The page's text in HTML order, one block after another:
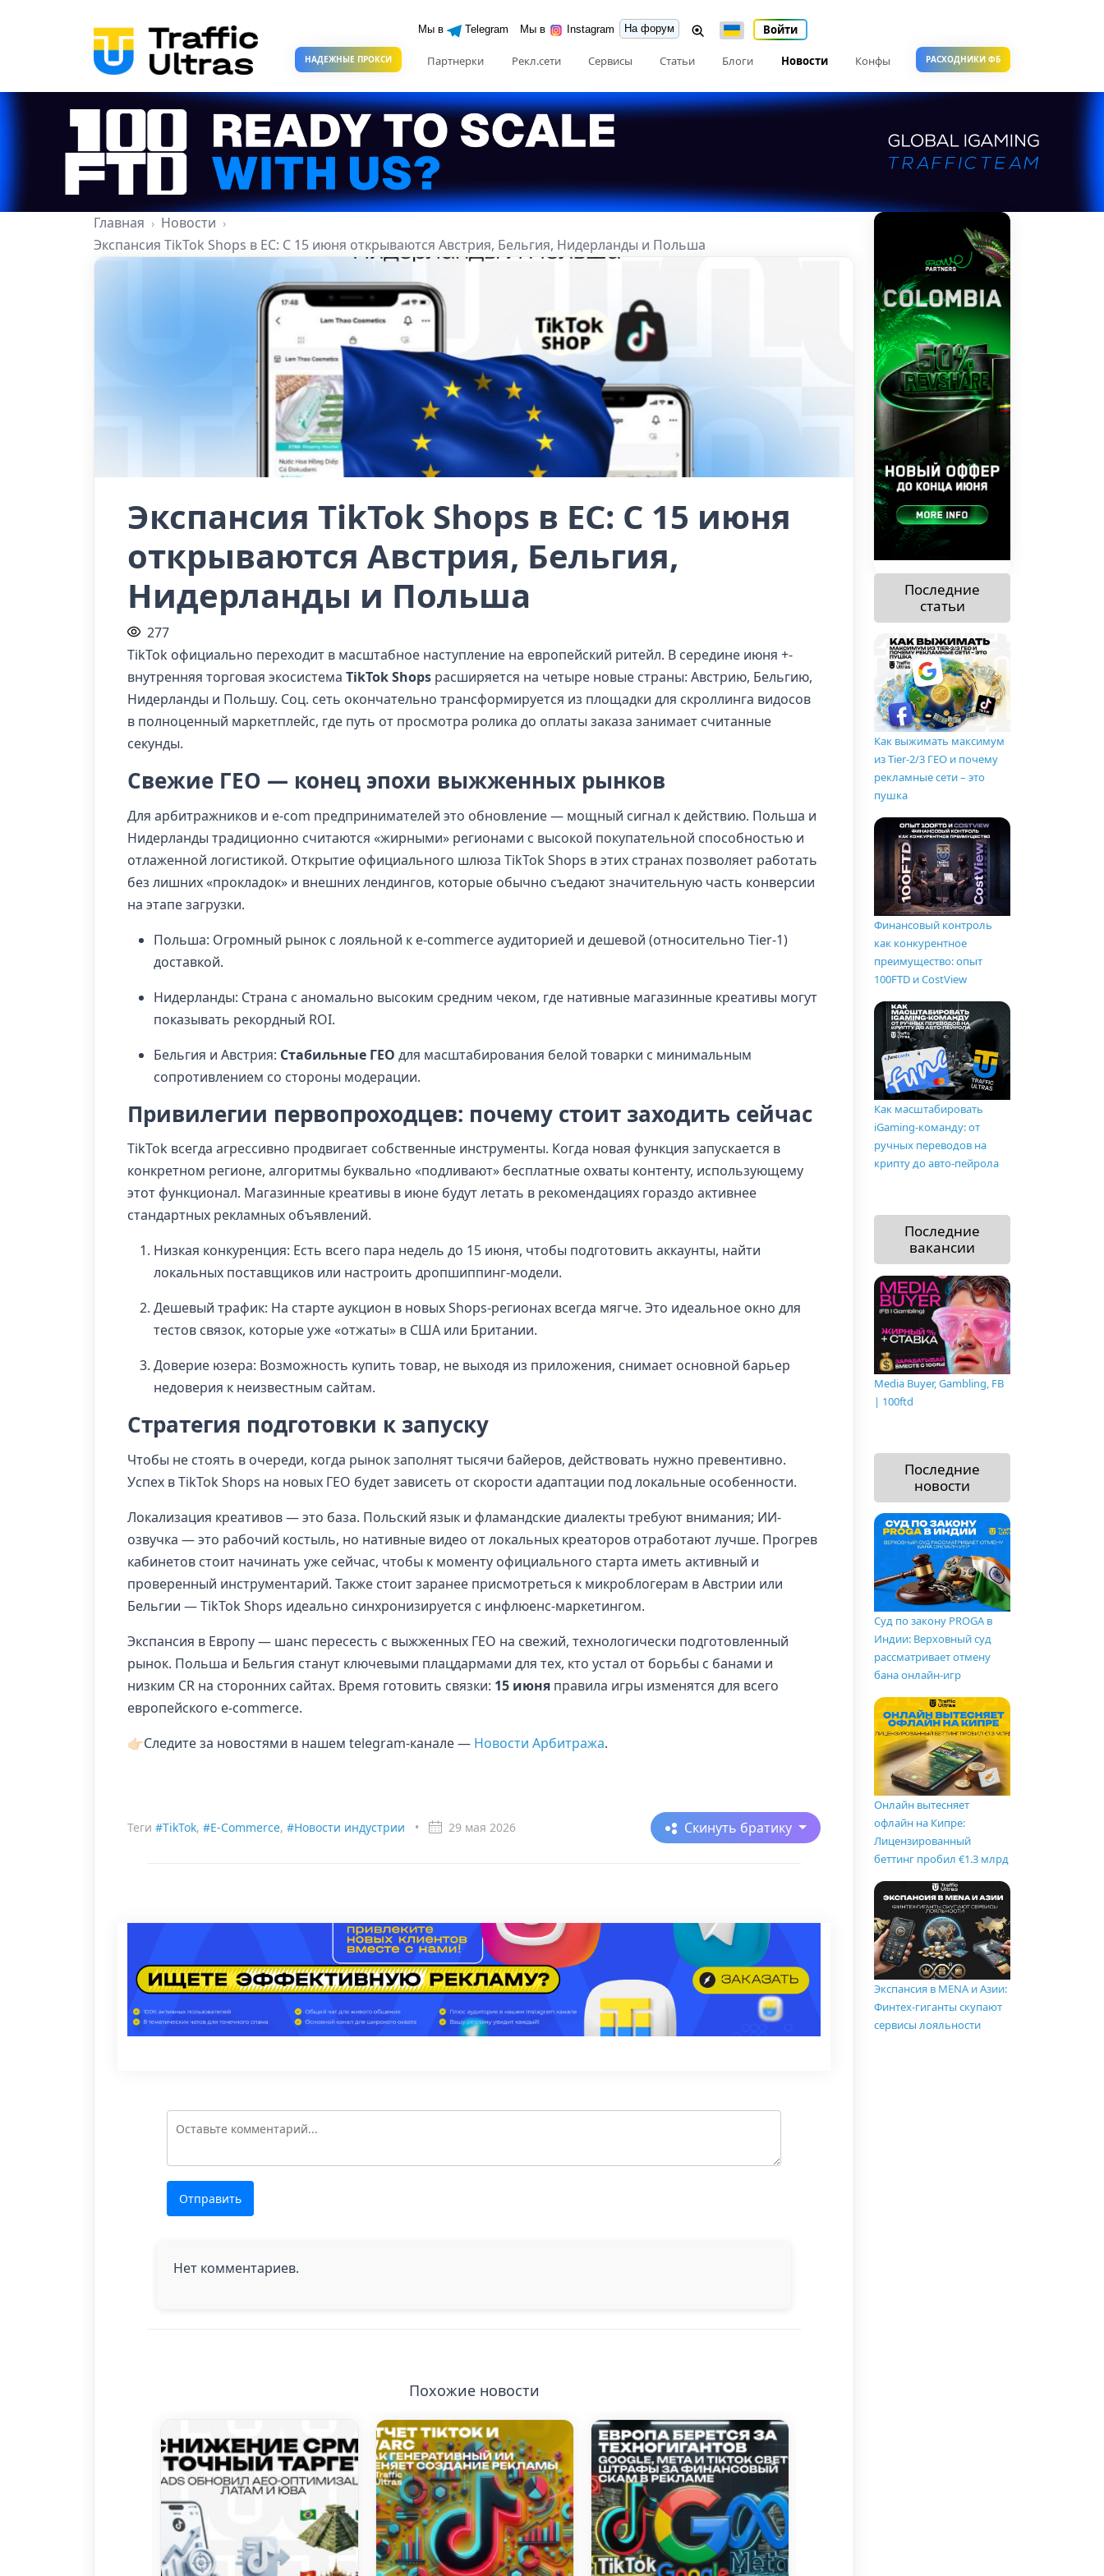
Мы в Telegram Мы в Instagram На форум Войти
НАДЕЖНЫЕ ПРОКСИ Партнерки Рекл.сети Сервисы Статьи Блоги Новости Конфы РАСХОДНИКИ ФБ
Главная
Новости
Экспансия TikTok Shops в ЕС: С 15 июня открываются Австрия, Бельгия, Нидерланды и Польша
Экспансия TikTok Shops в ЕС: С 15 июня
открываются Австрия, Бельгия,
Нидерланды и Польша
277
TikTok официально переходит в масштабное наступление на европейский ритейл. В середине июня +-
внутренняя торговая экосистема TikTok Shops расширяется на четыре новые страны: Австрию, Бельгию,
Нидерланды и Польшу. Соц. сеть окончательно трансформируется из площадки для скроллинга видосов
в полноценный маркетплейс, где путь от просмотра ролика до оплаты заказа занимает считанные
секунды.
Свежие ГЕО — конец эпохи выжженных рынков
Для арбитражников и e-com предпринимателей это обновление — мощный сигнал к действию. Польша и
Нидерланды традиционно считаются «жирными» регионами с высокой покупательной способностью и
отлаженной логистикой. Открытие официального шлюза TikTok Shops в этих странах позволяет работать
без лишних «прокладок» и внешних лендингов, которые обычно съедают значительную часть конверсии
на этапе загрузки.
Польша: Огромный рынок с лояльной к e-commerce аудиторией и дешевой (относительно Tier-1)
доставкой.
Нидерланды: Страна с аномально высоким средним чеком, где нативные магазинные креативы могут
показывать рекордный ROI.
Бельгия и Австрия: Стабильные ГЕО для масштабирования белой товарки с минимальным
сопротивлением со стороны модерации.
Привилегии первопроходцев: почему стоит заходить сейчас
TikTok всегда агрессивно продвигает собственные инструменты. Когда новая функция запускается в
конкретном регионе, алгоритмы буквально «подливают» бесплатные охваты контенту, использующему
этот функционал. Магазинные креативы в июне будут летать в рекомендациях гораздо активнее
стандартных рекламных объявлений.
Низкая конкуренция: Есть всего пара недель до 15 июня, чтобы подготовить аккаунты, найти
локальных поставщиков или настроить дропшиппинг-модели.
Дешевый трафик: На старте аукцион в новых Shops-регионах всегда мягче. Это идеальное окно для
тестов связок, которые уже «отжаты» в США или Британии.
Доверие юзера: Возможность купить товар, не выходя из приложения, снимает основной барьер
недоверия к неизвестным сайтам.
Стратегия подготовки к запуску
Чтобы не стоять в очереди, когда рынок заполнят тысячи байеров, действовать нужно превентивно.
Успех в TikTok Shops на новых ГЕО будет зависеть от скорости адаптации под локальные особенности.
Локализация креативов — это база. Польский язык и фламандские диалекты требуют внимания; ИИ-
озвучка — это рабочий костыль, но нативные видео от локальных креаторов отработают лучше. Прогрев
кабинетов стоит начинать уже сейчас, чтобы к моменту официального старта иметь активный и
проверенный инструментарий. Также стоит заранее присмотреться к микроблогерам в Австрии или
Бельгии — TikTok Shops идеально синхронизируется с инфлюенс-маркетингом.
Экспансия в Европу — шанс пересесть с выжженных ГЕО на свежий, технологически подготовленный
рынок. Польша и Бельгия станут ключевыми плацдармами для тех, кто устал от борьбы с банами и
низким CR на сторонних сайтах. Время готовить связки: 15 июня правила игры изменятся для всего
европейского e-commerce.
👉🏻Следите за новостями в нашем telegram-канале — Новости Арбитража.
Теги #TikTok, #E-Commerce, #Новости индустрии • 29 мая 2026 Скинуть братику
Отправить
Нет комментариев.
Похожие новости
Последние
статьи
Как выжимать максимум
из Tier-2/3 ГЕО и почему
рекламные сети – это
пушка
Финансовый контроль
как конкурентное
преимущество: опыт
100FTD и CostView
Как масштабировать
iGaming-команду: от
ручных переводов на
крипту до авто-пейрола
Последние
вакансии
Media Buyer, Gambling, FB
| 100ftd
Последние
новости
Суд по закону PROGA в
Индии: Верховный суд
рассматривает отмену
бана онлайн-игр
Онлайн вытесняет
офлайн на Кипре:
Лицензированный
беттинг пробил €1.3 млрд
Экспансия в MENA и Азии:
Финтех-гиганты скупают
сервисы лояльности